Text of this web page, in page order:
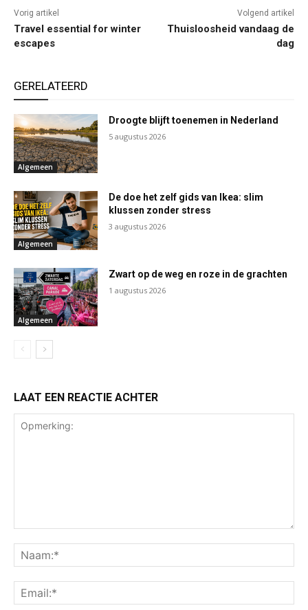
Vorig artikel
Travel essential for winter
escapes
Volgend artikel
Thuisloosheid vandaag de
dag
GERELATEERD
Algemeen
Droogte blijft toenemen in Nederland
5 augustus 2026
Algemeen
De doe het zelf gids van Ikea: slim
klussen zonder stress
3 augustus 2026
Algemeen
Zwart op de weg en roze in de grachten
1 augustus 2026
LAAT EEN REACTIE ACHTER